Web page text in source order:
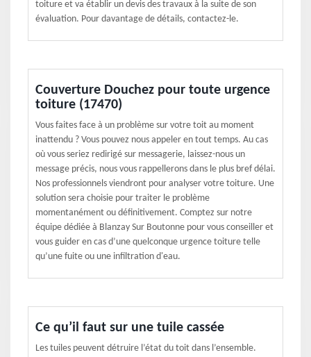
toiture et va établir un devis des travaux à la suite de son
évaluation. Pour davantage de détails, contactez-le.
Couverture Douchez pour toute urgence
toiture (17470)
Vous faites face à un problème sur votre toit au moment
inattendu ? Vous pouvez nous appeler en tout temps. Au cas
où vous seriez redirigé sur messagerie, laissez-nous un
message précis, nous vous rappellerons dans le plus bref délai.
Nos professionnels viendront pour analyser votre toiture. Une
solution sera choisie pour traiter le problème
momentanément ou définitivement. Comptez sur notre
équipe dédiée à Blanzay Sur Boutonne pour vous conseiller et
vous guider en cas d’une quelconque urgence toiture telle
qu’une fuite ou une infiltration d'eau.
Ce qu’il faut sur une tuile cassée
Les tuiles peuvent détruire l’état du toit dans l’ensemble.